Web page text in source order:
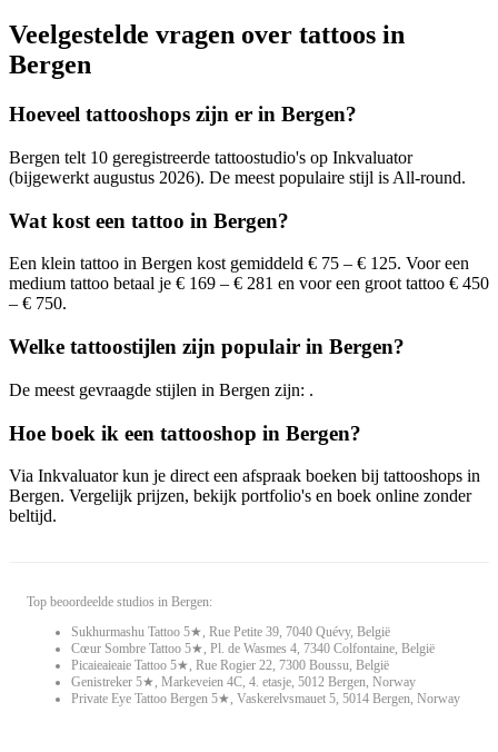
Veelgestelde vragen over tattoos in
Bergen
Hoeveel tattooshops zijn er in Bergen?
Bergen telt 10 geregistreerde tattoostudio's op Inkvaluator
(bijgewerkt augustus 2026). De meest populaire stijl is All-round.
Wat kost een tattoo in Bergen?
Een klein tattoo in Bergen kost gemiddeld € 75 – € 125. Voor een
medium tattoo betaal je € 169 – € 281 en voor een groot tattoo € 450
– € 750.
Welke tattoostijlen zijn populair in Bergen?
De meest gevraagde stijlen in Bergen zijn: .
Hoe boek ik een tattooshop in Bergen?
Via Inkvaluator kun je direct een afspraak boeken bij tattooshops in
Bergen. Vergelijk prijzen, bekijk portfolio's en boek online zonder
beltijd.
Top beoordeelde studios in Bergen:
Sukhurmashu Tattoo 5★, Rue Petite 39, 7040 Quévy, België
Cœur Sombre Tattoo 5★, Pl. de Wasmes 4, 7340 Colfontaine, België
Picaieaieaie Tattoo 5★, Rue Rogier 22, 7300 Boussu, België
Genistreker 5★, Markeveien 4C, 4. etasje, 5012 Bergen, Norway
Private Eye Tattoo Bergen 5★, Vaskerelvsmauet 5, 5014 Bergen, Norway